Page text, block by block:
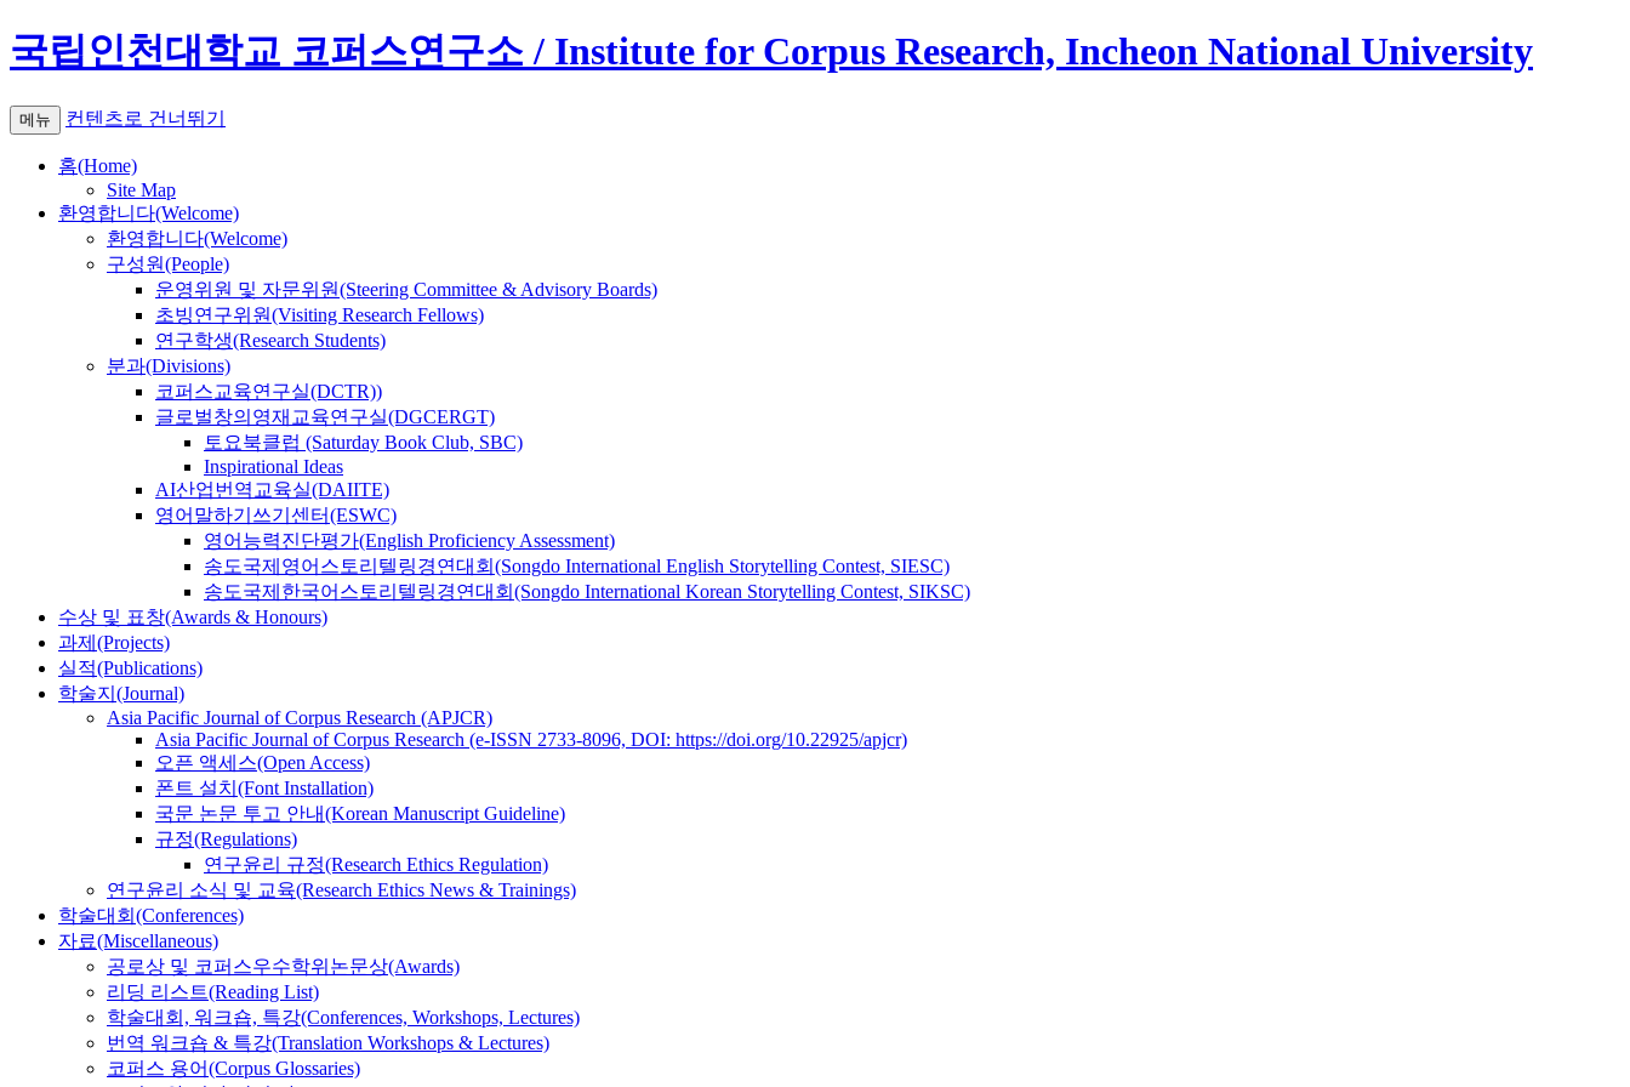
국립인천대학교 코퍼스연구소 / Institute for Corpus Research, Incheon National University
메뉴 컨텐츠로 건너뛰기
홈(Home)
Site Map
환영합니다(Welcome)
환영합니다(Welcome)
구성원(People)
운영위원 및 자문위원(Steering Committee & Advisory Boards)
초빙연구위원(Visiting Research Fellows)
연구학생(Research Students)
분과(Divisions)
코퍼스교육연구실(DCTR))
글로벌창의영재교육연구실(DGCERGT)
토요북클럽 (Saturday Book Club, SBC)
Inspirational Ideas
AI산업번역교육실(DAIITE)
영어말하기쓰기센터(ESWC)
영어능력진단평가(English Proficiency Assessment)
송도국제영어스토리텔링경연대회(Songdo International English Storytelling Contest, SIESC)
송도국제한국어스토리텔링경연대회(Songdo International Korean Storytelling Contest, SIKSC)
수상 및 표창(Awards & Honours)
과제(Projects)
실적(Publications)
학술지(Journal)
Asia Pacific Journal of Corpus Research (APJCR)
Asia Pacific Journal of Corpus Research (e-ISSN 2733-8096, DOI: https://doi.org/10.22925/apjcr)
오픈 액세스(Open Access)
폰트 설치(Font Installation)
국문 논문 투고 안내(Korean Manuscript Guideline)
규정(Regulations)
연구윤리 규정(Research Ethics Regulation)
연구윤리 소식 및 교육(Research Ethics News & Trainings)
학술대회(Conferences)
자료(Miscellaneous)
공로상 및 코퍼스우수학위논문상(Awards)
리딩 리스트(Reading List)
학술대회, 워크숍, 특강(Conferences, Workshops, Lectures)
번역 워크숍 & 특강(Translation Workshops & Lectures)
코퍼스 용어(Corpus Glossaries)